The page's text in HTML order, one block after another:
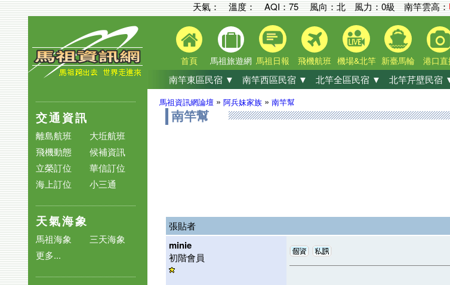
天氣： 溫度：AQI：75 風向：北 風力：0級南竿雲高：
首頁 馬祖旅遊網 馬祖日報 飛機航班 機場&北竿 新臺馬輪 港口直
南竿東區民宿 ▼ 南竿西區民宿 ▼ 北竿全區民宿 ▼ 北竿芹壁民宿
交通資訊
離島航班
大坵航班
飛機動態
候補資訊
立榮訂位
華信訂位
海上訂位
小三通
天氣海象
馬祖海象
三天海象
更多...
馬祖資訊網論壇 » 阿兵妹家族 » 南竿幫
南竿幫
張貼者
minie
初階會員